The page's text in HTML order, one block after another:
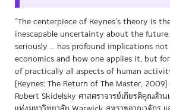
“The centerpiece of Keynes’s theory is
inescapable uncertainty about the
seriously … has profound implications
economics and how one applies it, but
of practically all aspects of human
[Keynes: The Return of The Master, 2009]
Robert Skidelsky ศาสตราจารย์เกียรติคุณด้าน